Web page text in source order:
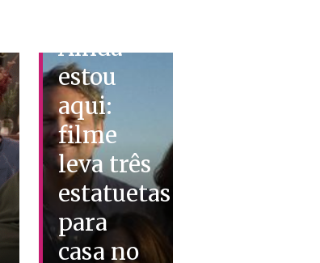
Ainda
estou
aqui:
filme
leva três
estatuetas
para
casa no